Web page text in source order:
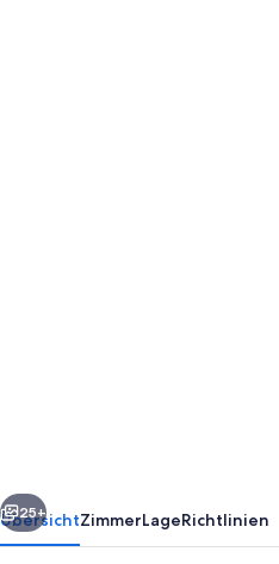
Weiter
25+
ÜbersichtZimmerLageRichtlinien